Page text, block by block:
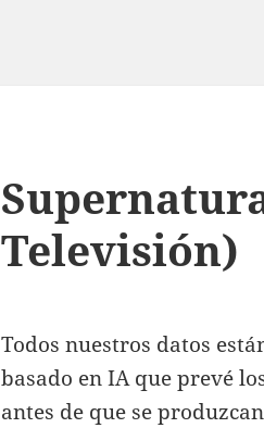
Televisión)
Todos nuestros datos
basado en IA que prevé
antes de que se